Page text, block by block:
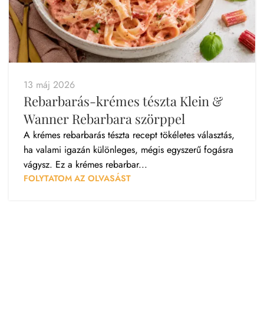
13 máj 2026
Rebarbarás-krémes tészta Klein &
Wanner Rebarbara szörppel
A krémes rebarbarás tészta recept tökéletes választás,
ha valami igazán különleges, mégis egyszerű fogásra
vágysz. Ez a krémes rebarbar...
FOLYTATOM AZ OLVASÁST